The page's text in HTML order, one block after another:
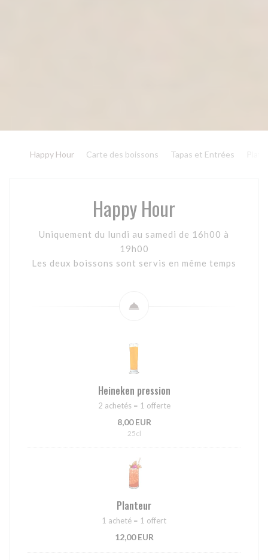
Happy Hour Carte des boissons Tapas et Entrées Plats
Happy Hour
Uniquement du lundi au samedi de 16h00 à
19h00
Les deux boissons sont servis en même temps
Heineken pression
2 achetés = 1 offerte
8,00 EUR
25cl
Planteur
1 acheté = 1 offert
12,00 EUR